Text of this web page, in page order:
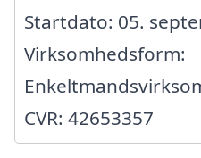
Startdato: 05.
Virksomhedsform:
CVR: 42653357